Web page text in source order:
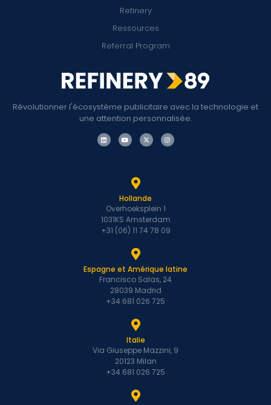
Révolutionner l'écosystème publicitaire avec la technologie et
une attention personnalisée.
Refinery
Ressources
Referral Program
Hollande
Overhoeksplein 1
1031KS Amsterdam
+31 (06) 11 74 78 09
Espagne et Amérique latine
Francisco Salas, 24
28039 Madrid
+34 681 026 725
Italie
Via Giuseppe Mazzini, 9
20123 Milan
+34 681 026 725